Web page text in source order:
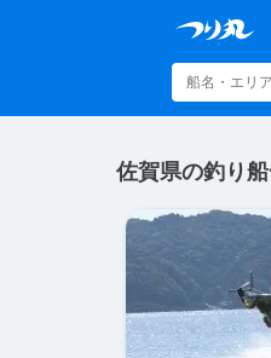
佐賀県の釣り